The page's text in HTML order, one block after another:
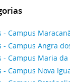
- Campus
- Campus Angra
- Campus Maria da
- Campus Nova